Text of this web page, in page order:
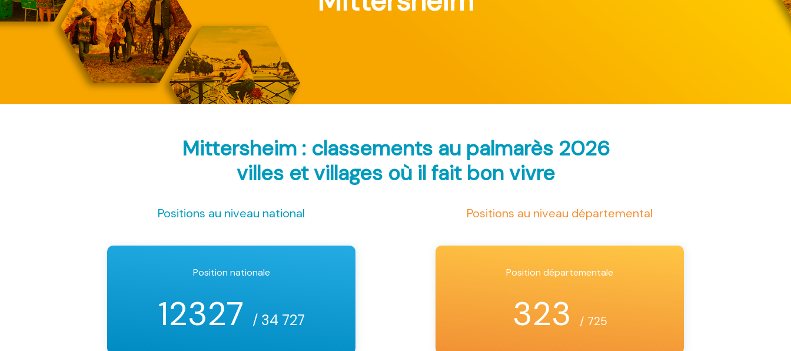
Mittersheim : classements au palmarès 2026
villes et villages où il fait bon vivre
Positions au niveau national
Position nationale
12327 / 34 727
Positions au niveau départemental
Position départementale
323 / 725